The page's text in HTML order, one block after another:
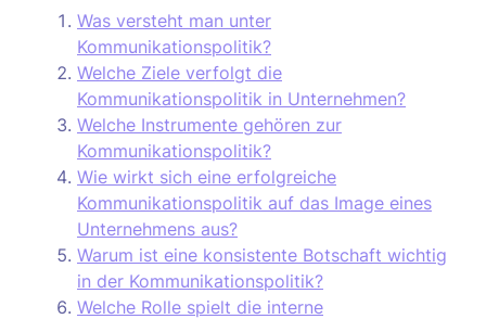
Was versteht man unter
Kommunikationspolitik?
Welche Ziele verfolgt die
Kommunikationspolitik in Unternehmen?
Welche Instrumente gehören zur
Kommunikationspolitik?
Wie wirkt sich eine erfolgreiche
Kommunikationspolitik auf das Image eines
Unternehmens aus?
Warum ist eine konsistente Botschaft wichtig
in der Kommunikationspolitik?
Welche Rolle spielt die interne